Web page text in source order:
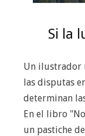
Si la
Un ilustrador
las disputas
determinan
En el libro
un pastiche